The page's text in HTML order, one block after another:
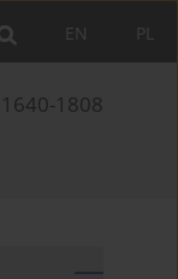
PL
EN
1640-1808